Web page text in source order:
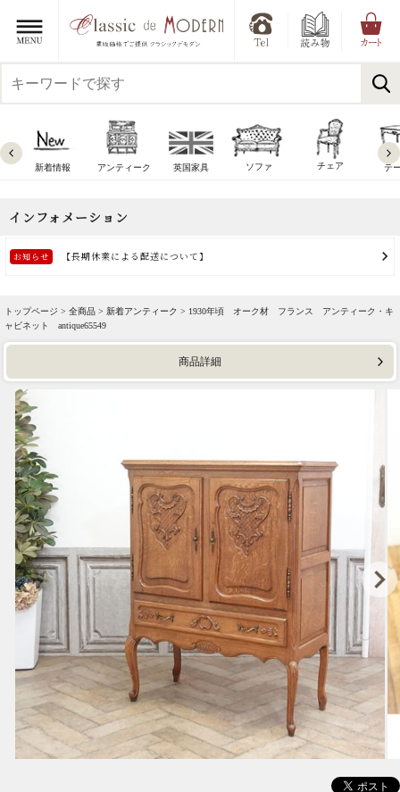
新着情報 アンティーク 英国家具 ソファ チェア テ
トップページ > 全商品 > 新着アンティーク > 1930年頃 オーク材 フランス アンティーク・キ
ャビネット antique65549
商品詳細